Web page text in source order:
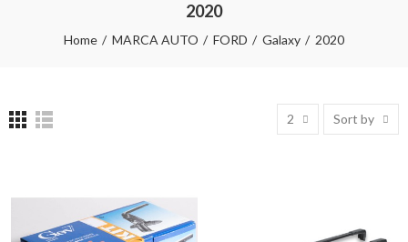
2020
Home MARCA AUTO FORD Galaxy 2020
2 Sort by